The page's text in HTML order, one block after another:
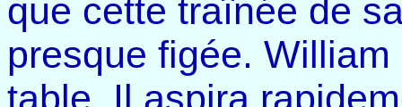
que cette traînée de
presque figée.
table. Il aspira